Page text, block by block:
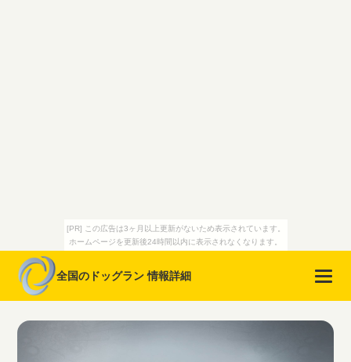
[PR] この広告は3ヶ月以上更新がないため表示されています。
ホームページを更新後24時間以内に表示されなくなります。
全国のドッグラン 情報詳細